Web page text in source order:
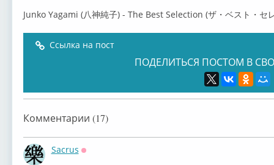
Junko Yagami (八神純子) - The Best Selection (ザ・ベスト・セ
Ссылка на пост
ПОДЕЛИТЬСЯ ПОСТОМ В
Комментарии (17)
Sacrus